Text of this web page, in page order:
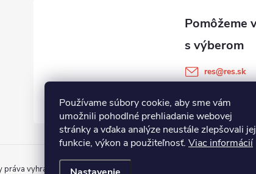
Používame súbory cookie, aby sme vám
umožnili pohodlné prehliadanie webovej
stránky a vďaka analýze neustále zlepšovali jej
funkcie, výkon a použiteľnosť. Viac informácií
res@res.sk
práva vyhradené.